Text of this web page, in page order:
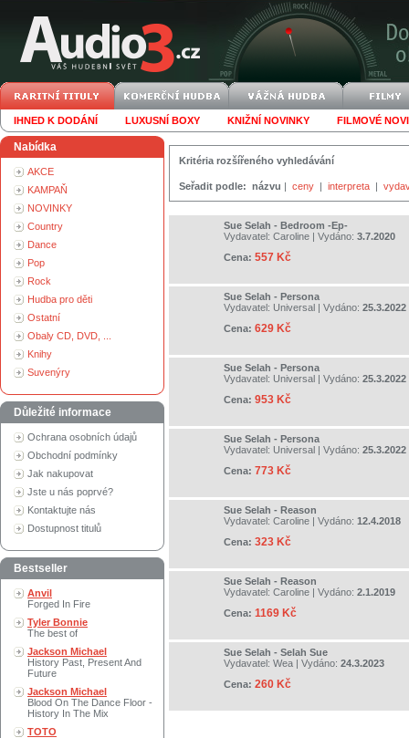
IHNED K DODÁNÍ LUXUSNÍ BOXY KNIŽNÍ NOVINKY FILMOVÉ
Nabídka
AKCE
KAMPAŇ
NOVINKY
Country
Dance
Pop
Rock
Hudba pro děti
Ostatní
Obaly CD, DVD, ...
Knihy
Suvenýry
Důležité informace
Ochrana osobních údajů
Obchodní podmínky
Jak nakupovat
Jste u nás poprvé?
Kontaktujte nás
Dostupnost titulů
Bestseller
Anvil
Forged In Fire
Tyler Bonnie
The best of
Jackson Michael
History Past, Present And
Future
Jackson Michael
Blood On The Dance Floor -
History In The Mix
TOTO
Kritéria rozšířeného vyhledávání
Seřadit podle: názvu | ceny | interpreta |
Sue Selah - Bedroom -Ep-
Vydavatel: Caroline | Vydáno: 3.7.2020
Cena: 557 Kč
Sue Selah - Persona
Vydavatel: Universal | Vydáno: 25.3.2022
Cena: 629 Kč
Sue Selah - Persona
Vydavatel: Universal | Vydáno: 25.3.2022
Cena: 953 Kč
Sue Selah - Persona
Vydavatel: Universal | Vydáno: 25.3.2022
Cena: 773 Kč
Sue Selah - Reason
Vydavatel: Caroline | Vydáno: 12.4.2018
Cena: 323 Kč
Sue Selah - Reason
Vydavatel: Caroline | Vydáno: 2.1.2019
Cena: 1169 Kč
Sue Selah - Selah Sue
Vydavatel: Wea | Vydáno: 24.3.2023
Cena: 260 Kč